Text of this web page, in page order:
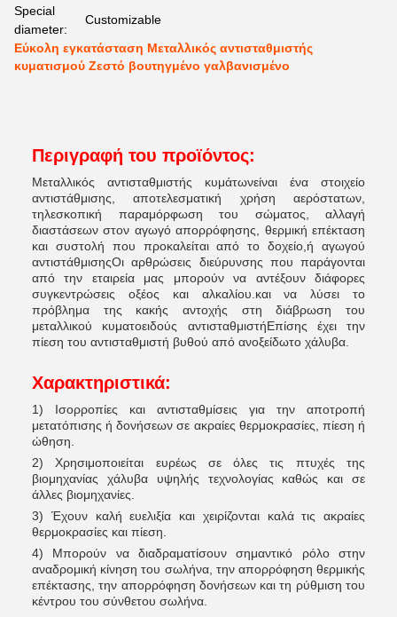
Special
diameter:
Customizable
Εύκολη εγκατάσταση Μεταλλικός αντισταθμιστής
κυματισμού Ζεστό βουτηγμένο γαλβανισμένο
Περιγραφή του προϊόντος:
Μεταλλικός αντισταθμιστής κυμάτωνείναι ένα στοιχείο
αντιστάθμισης, αποτελεσματική χρήση αερόστατων,
τηλεσκοπική παραμόρφωση του σώματος, αλλαγή
διαστάσεων στον αγωγό απορρόφησης, θερμική επέκταση
και συστολή που προκαλείται από το δοχείο,ή αγωγού
αντιστάθμισηςΟι αρθρώσεις διεύρυνσης που παράγονται
από την εταιρεία μας μπορούν να αντέξουν διάφορες
συγκεντρώσεις οξέος και αλκαλίου.και να λύσει το
πρόβλημα της κακής αντοχής στη διάβρωση του
μεταλλικού κυματοειδούς αντισταθμιστήΕπίσης έχει την
πίεση του αντισταθμιστή βυθού από ανοξείδωτο χάλυβα.
Χαρακτηριστικά:
1) Ισορροπίες και αντισταθμίσεις για την αποτροπή
μετατόπισης ή δονήσεων σε ακραίες θερμοκρασίες, πίεση ή
ώθηση.
2) Χρησιμοποιείται ευρέως σε όλες τις πτυχές της
βιομηχανίας χάλυβα υψηλής τεχνολογίας καθώς και σε
άλλες βιομηχανίες.
3) Έχουν καλή ευελιξία και χειρίζονται καλά τις ακραίες
θερμοκρασίες και πίεση.
4) Μπορούν να διαδραματίσουν σημαντικό ρόλο στην
αναδρομική κίνηση του σωλήνα, την απορρόφηση θερμικής
επέκτασης, την απορρόφηση δονήσεων και τη ρύθμιση του
κέντρου του σύνθετου σωλήνα.